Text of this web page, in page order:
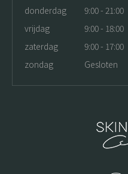
donderdag
9:00 - 21:00
vrijdag
9:00 - 18:00
zaterdag
9:00 - 17:00
zondag
Gesloten